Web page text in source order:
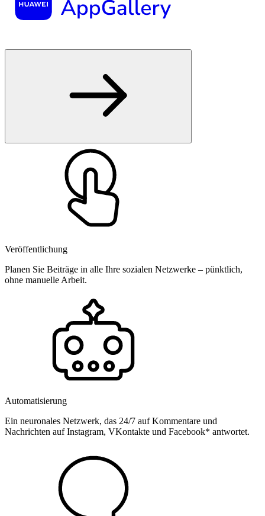
Veröffentlichung
Planen Sie Beiträge in alle Ihre sozialen Netzwerke – pünktlich,
ohne manuelle Arbeit.
Automatisierung
Ein neuronales Netzwerk, das 24/7 auf Kommentare und
Nachrichten auf Instagram, VKontakte und Facebook* antwortet.